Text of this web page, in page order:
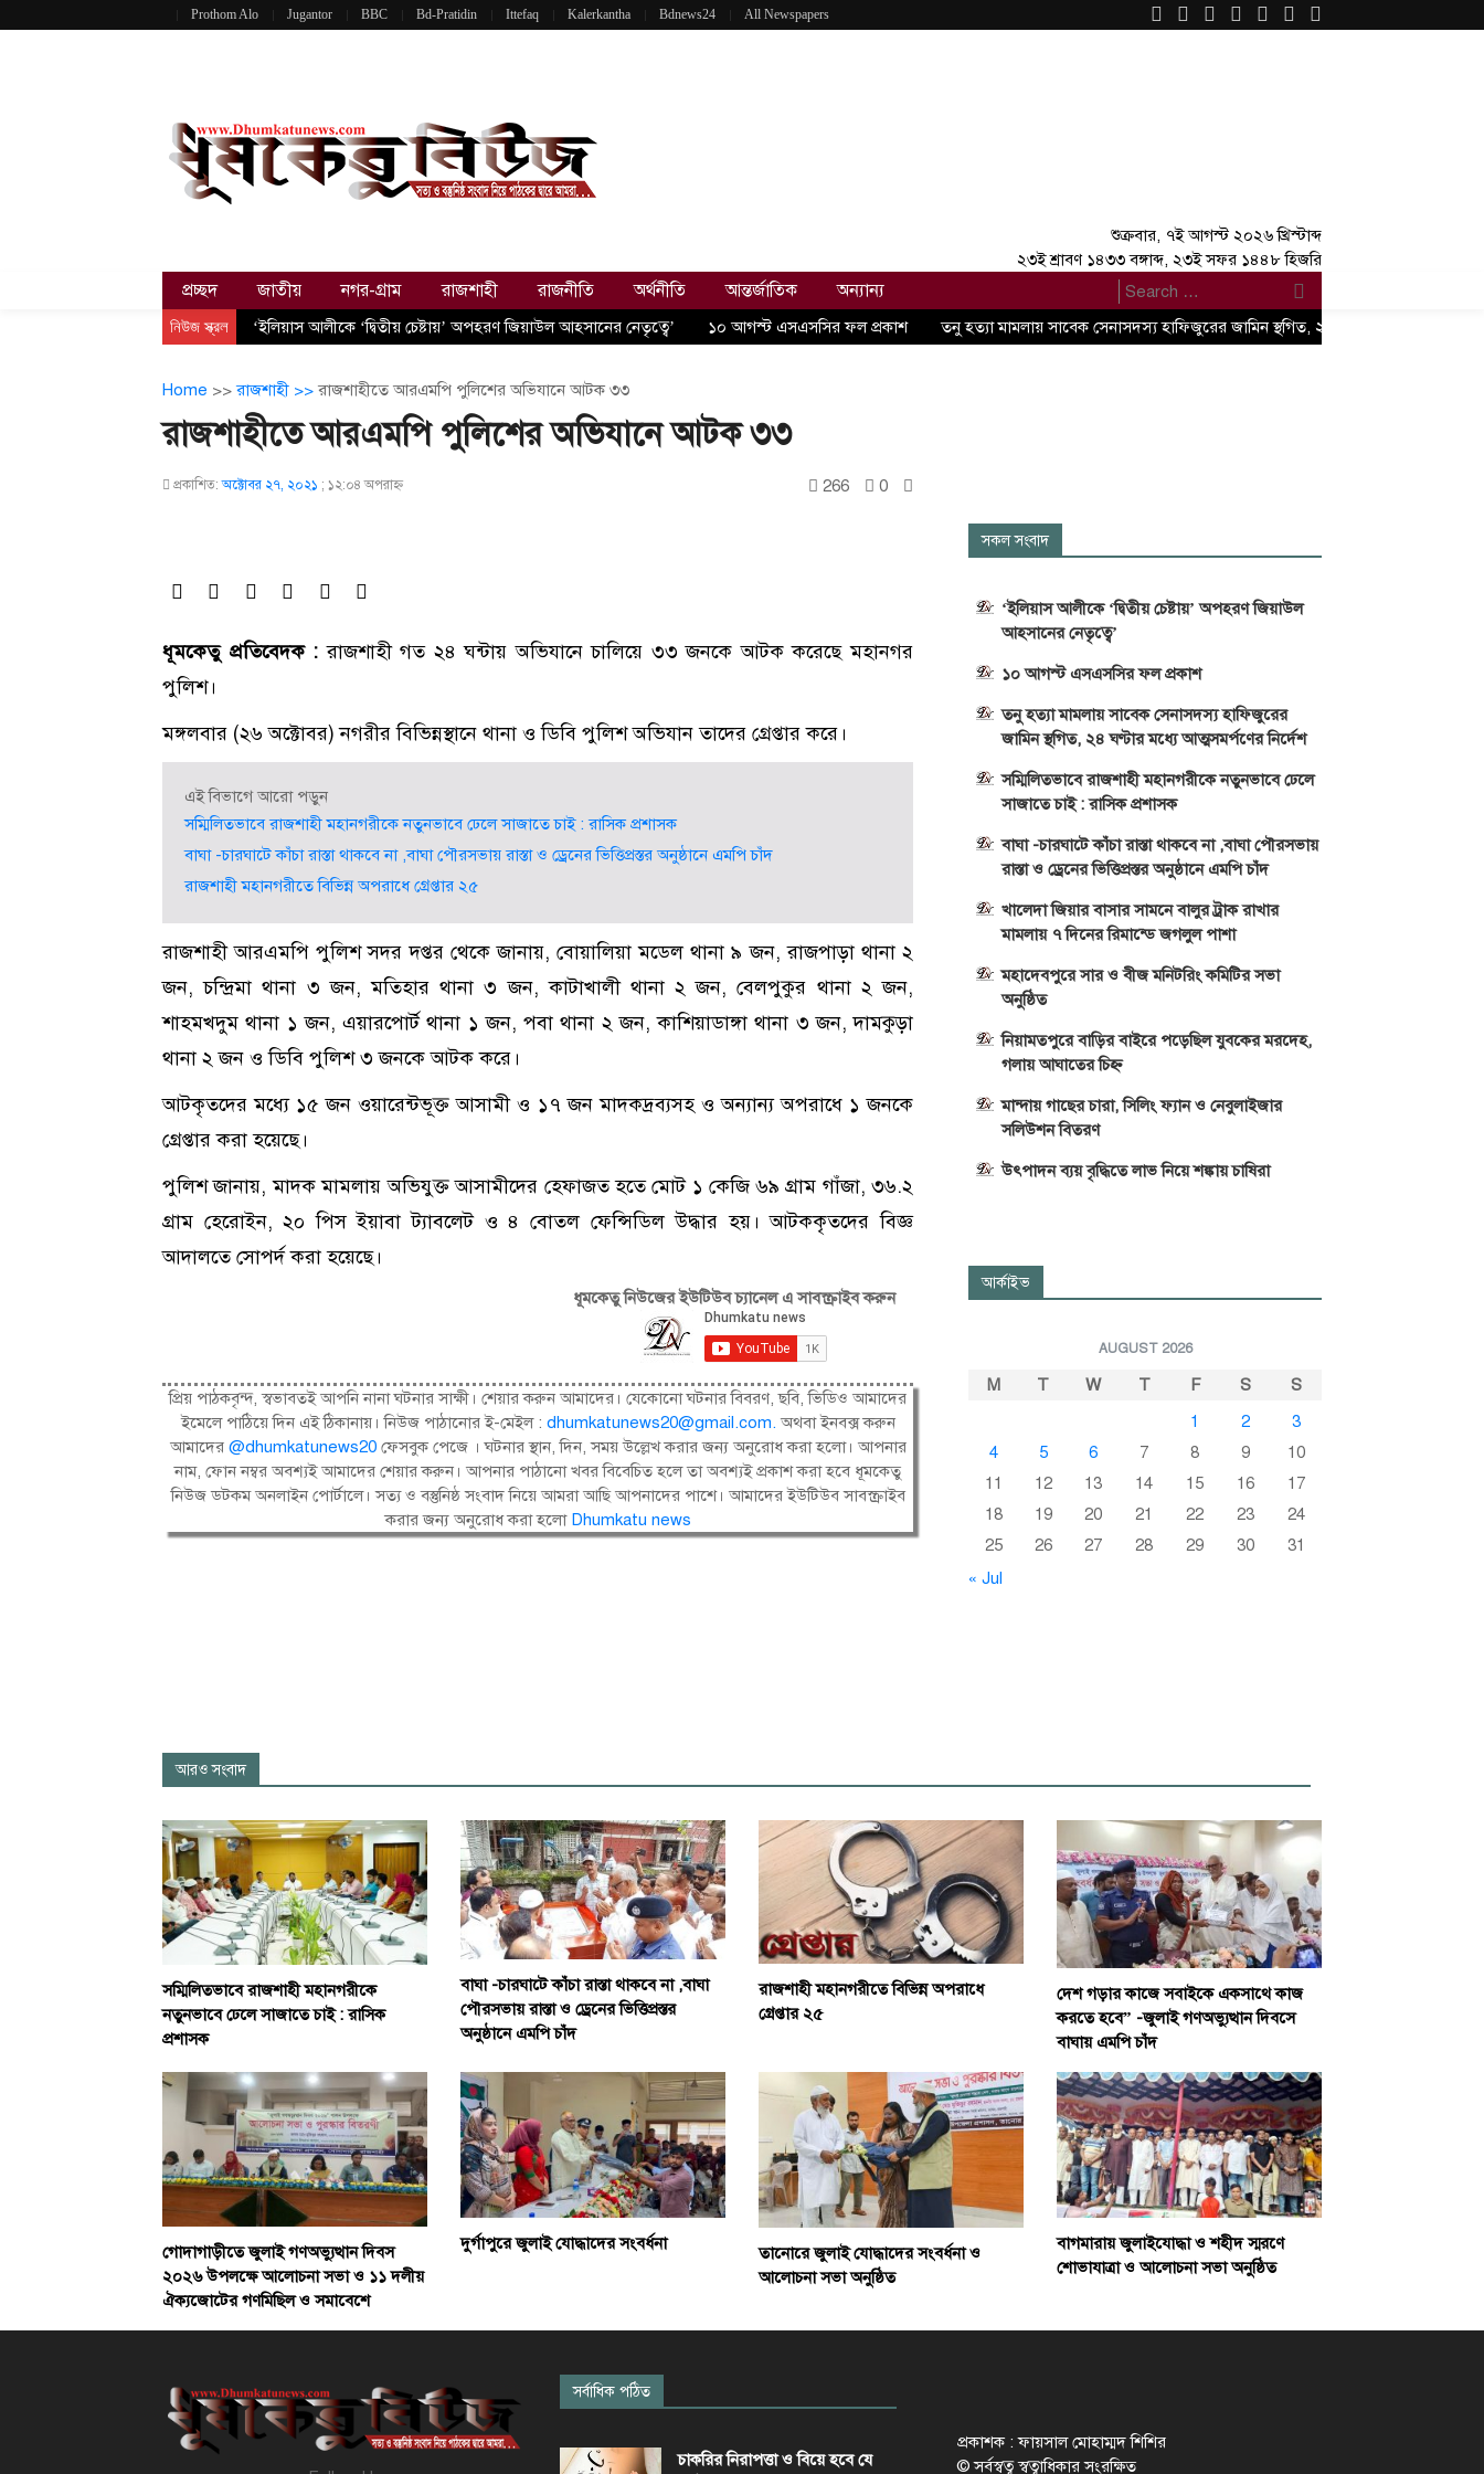
Prothom Alo Jugantor BBC Bd-Pratidin Ittefaq Kalerkantha Bdnews24 All Newspapers
শুক্রবার, ৭ই আগস্ট ২০২৬ খ্রিস্টাব্দ
২৩ই শ্রাবণ ১৪৩৩ বঙ্গাব্দ, ২৩ই সফর ১৪৪৮ হিজরি
প্রচ্ছদ জাতীয় নগর-গ্রাম রাজশাহী রাজনীতি অর্থনীতি আন্তর্জাতিক অন্যান্য
×
নিউজ স্ক্রল ‘ইলিয়াস আলীকে ‘দ্বিতীয় চেষ্টায়’ অপহরণ জিয়াউল আহসানের নেতৃত্বে’ ১০ আগস্ট এসএসসির ফল প্রকাশ তনু হত্যা মামলায় সাবেক সেনাসদস্য হাফিজুরের জামিন স্থগিত, ২৪ ঘণ্টার মধ্যে
Home >>রাজশাহী >> রাজশাহীতে আরএমপি পুলিশের অভিযানে আটক ৩৩
রাজশাহীতে আরএমপি পুলিশের অভিযানে আটক ৩৩
প্রকাশিত:অক্টোবর ২৭, ২০২১ ; ১২:০৪ অপরাহ্ণ 266 0
ধূমকেতু প্রতিবেদক :রাজশাহী গত ২৪ ঘন্টায় অভিযানে চালিয়ে ৩৩ জনকে আটক করেছে মহানগর
পুলিশ।
মঙ্গলবার (২৬ অক্টোবর) নগরীর বিভিন্নস্থানে থানা ও ডিবি পুলিশ অভিযান তাদের গ্রেপ্তার করে।
এই বিভাগে আরো পড়ুন
সম্মিলিতভাবে রাজশাহী মহানগরীকে নতুনভাবে ঢেলে সাজাতে চাই : রাসিক প্রশাসক
বাঘা -চারঘাটে কাঁচা রাস্তা থাকবে না ,বাঘা পৌরসভায় রাস্তা ও ড্রেনের ভিত্তিপ্রস্তর অনুষ্ঠানে এমপি চাঁদ
রাজশাহী মহানগরীতে বিভিন্ন অপরাধে গ্রেপ্তার ২৫
রাজশাহী আরএমপি পুলিশ সদর দপ্তর থেকে জানায়, বোয়ালিয়া মডেল থানা ৯ জন, রাজপাড়া থানা ২
জন, চন্দ্রিমা থানা ৩ জন, মতিহার থানা ৩ জন, কাটাখালী থানা ২ জন, বেলপুকুর থানা ২ জন,
শাহমখদুম থানা ১ জন, এয়ারপোর্ট থানা ১ জন, পবা থানা ২ জন, কাশিয়াডাঙ্গা থানা ৩ জন, দামকুড়া
থানা ২ জন ও ডিবি পুলিশ ৩ জনকে আটক করে।
আটকৃতদের মধ্যে ১৫ জন ওয়ারেন্টভূক্ত আসামী ও ১৭ জন মাদকদ্রব্যসহ ও অন্যান্য অপরাধে ১ জনকে
গ্রেপ্তার করা হয়েছে।
পুলিশ জানায়, মাদক মামলায় অভিযুক্ত আসামীদের হেফাজত হতে মোট ১ কেজি ৬৯ গ্রাম গাঁজা, ৩৬.২
গ্রাম হেরোইন, ২০ পিস ইয়াবা ট্যাবলেট ও ৪ বোতল ফেন্সিডিল উদ্ধার হয়। আটককৃতদের বিজ্ঞ
আদালতে সোপর্দ করা হয়েছে।
ধূমকেতু নিউজের ইউটিউব চ্যানেল এ সাবস্ক্রাইব করুন
প্রিয় পাঠকবৃন্দ, স্বভাবতই আপনি নানা ঘটনার সাক্ষী। শেয়ার করুন আমাদের। যেকোনো ঘটনার বিবরণ, ছবি, ভিডিও আমাদের
ইমেলে পাঠিয়ে দিন এই ঠিকানায়। নিউজ পাঠানোর ই-মেইল : dhumkatunews20@gmail.com. অথবা ইনবক্স করুন
আমাদের@dhumkatunews20 ফেসবুক পেজে । ঘটনার স্থান, দিন, সময় উল্লেখ করার জন্য অনুরোধ করা হলো। আপনার
নাম, ফোন নম্বর অবশ্যই আমাদের শেয়ার করুন। আপনার পাঠানো খবর বিবেচিত হলে তা অবশ্যই প্রকাশ করা হবে ধূমকেতু
নিউজ ডটকম অনলাইন পোর্টালে। সত্য ও বস্তুনিষ্ঠ সংবাদ নিয়ে আমরা আছি আপনাদের পাশে। আমাদের ইউটিউব সাবস্ক্রাইব
করার জন্য অনুরোধ করা হলো Dhumkatu news
সকল সংবাদ
‘ইলিয়াস আলীকে ‘দ্বিতীয় চেষ্টায়’ অপহরণ জিয়াউল
আহসানের নেতৃত্বে’
১০ আগস্ট এসএসসির ফল প্রকাশ
তনু হত্যা মামলায় সাবেক সেনাসদস্য হাফিজুরের
জামিন স্থগিত, ২৪ ঘণ্টার মধ্যে আত্মসমর্পণের নির্দেশ
সম্মিলিতভাবে রাজশাহী মহানগরীকে নতুনভাবে ঢেলে
সাজাতে চাই : রাসিক প্রশাসক
বাঘা -চারঘাটে কাঁচা রাস্তা থাকবে না ,বাঘা পৌরসভায়
রাস্তা ও ড্রেনের ভিত্তিপ্রস্তর অনুষ্ঠানে এমপি চাঁদ
খালেদা জিয়ার বাসার সামনে বালুর ট্রাক রাখার
মামলায় ৭ দিনের রিমান্ডে জগলুল পাশা
মহাদেবপুরে সার ও বীজ মনিটরিং কমিটির সভা
অনুষ্ঠিত
নিয়ামতপুরে বাড়ির বাইরে পড়েছিল যুবকের মরদেহ,
গলায় আঘাতের চিহ্ন
মান্দায় গাছের চারা, সিলিং ফ্যান ও নেবুলাইজার
সলিউশন বিতরণ
উৎপাদন ব্যয় বৃদ্ধিতে লাভ নিয়ে শঙ্কায় চাষিরা
আর্কাইভ
AUGUST 2026
M T W T F S
S
1
2
3
4
5 6 7 8 9
10
11
12 13 14 15 16
17
18
19 20 21 22 23
24
25
26 27 28 29 30
31
« Jul
আরও সংবাদ
সম্মিলিতভাবে রাজশাহী মহানগরীকে
নতুনভাবে ঢেলে সাজাতে চাই : রাসিক
প্রশাসক
বাঘা -চারঘাটে কাঁচা রাস্তা থাকবে না ,বাঘা
পৌরসভায় রাস্তা ও ড্রেনের ভিত্তিপ্রস্তর
অনুষ্ঠানে এমপি চাঁদ
রাজশাহী মহানগরীতে বিভিন্ন অপরাধে
গ্রেপ্তার ২৫
দেশ গড়ার কাজে সবাইকে একসাথে কাজ
করতে হবে” -জুলাই গণঅভ্যুত্থান দিবসে
বাঘায় এমপি চাঁদ
গোদাগাড়ীতে জুলাই গণঅভ্যুত্থান দিবস
২০২৬ উপলক্ষে আলোচনা সভা ও ১১ দলীয়
ঐক্যজোটের গণমিছিল ও সমাবেশে
দুর্গাপুরে জুলাই যোদ্ধাদের সংবর্ধনা
তানোরে জুলাই যোদ্ধাদের সংবর্ধনা ও
আলোচনা সভা অনুষ্ঠিত
বাগমারায় জুলাইযোদ্ধা ও শহীদ স্মরণে
শোভাযাত্রা ও আলোচনা সভা অনুষ্ঠিত
সর্বাধিক পঠিত
চাকরির নিরাপত্তা ও বিয়ে হবে যে
প্রকাশক : ফায়সাল মোহাম্মদ শিশির
© সর্বস্বত্ব স্বত্বাধিকার সংরক্ষিত